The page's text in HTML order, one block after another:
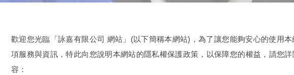
歡迎您光臨「詠嘉有限公司 網站」(以下簡稱本網站)，為了讓您能夠安心的使用本
項服務與資訊，特此向您說明本網站的隱私權保護政策，以保障您的權益，請您詳
容：